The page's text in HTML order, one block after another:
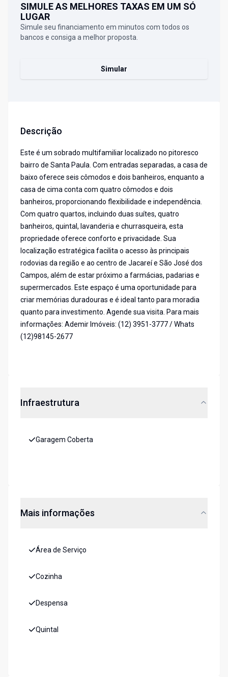
SIMULE AS MELHORES TAXAS EM UM SÓ
LUGAR
Simule seu financiamento em minutos com todos os
bancos e consiga a melhor proposta.
Simular
Descrição
Este é um sobrado multifamiliar localizado no pitoresco
bairro de Santa Paula. Com entradas separadas, a casa de
baixo oferece seis cômodos e dois banheiros, enquanto a
casa de cima conta com quatro cômodos e dois
banheiros, proporcionando flexibilidade e independência.
Com quatro quartos, incluindo duas suítes, quatro
banheiros, quintal, lavanderia e churrasqueira, esta
propriedade oferece conforto e privacidade. Sua
localização estratégica facilita o acesso às principais
rodovias da região e ao centro de Jacareí e São José dos
Campos, além de estar próximo a farmácias, padarias e
supermercados. Este espaço é uma oportunidade para
criar memórias duradouras e é ideal tanto para moradia
quanto para investimento. Agende sua visita. Para mais
informações: Ademir Imóveis: (12) 3951-3777 / Whats
(12)98145-2677
Infraestrutura
Garagem Coberta
Mais informações
Área de Serviço
Cozinha
Despensa
Quintal